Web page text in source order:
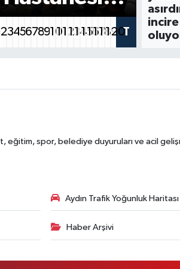
iki günlük
2345678910
11121314151617181920T
incire
eğitim, spor, belediye duyuruları ve acil
Aydın Trafik Yoğunluk Haritası
Haber Arşivi